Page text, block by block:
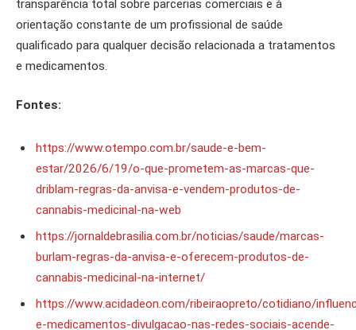
transparência total sobre parcerias comerciais e à
orientação constante de um profissional de saúde
qualificado para qualquer decisão relacionada a tratamentos
e medicamentos.
Fontes:
https://www.otempo.com.br/saude-e-bem-
estar/2026/6/19/o-que-prometem-as-marcas-que-
driblam-regras-da-anvisa-e-vendem-produtos-de-
cannabis-medicinal-na-web
https://jornaldebrasilia.com.br/noticias/saude/marcas-
burlam-regras-da-anvisa-e-oferecem-produtos-de-
cannabis-medicinal-na-internet/
https://www.acidadeon.com/ribeiraopreto/cotidiano/
e-medicamentos-divulgacao-nas-redes-sociais-acende-